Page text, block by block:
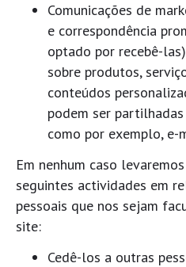
Comunicações de
e correspondência
optado por recebê-
sobre produtos,
conteúdos
podem ser
como por exemplo, e-
Em nenhum caso
seguintes actividades em
pessoais que nos sejam
site:
Cedê-los a outras